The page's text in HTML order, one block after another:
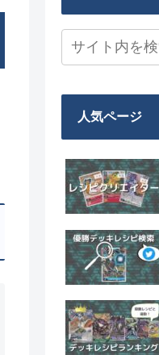
人気ページ